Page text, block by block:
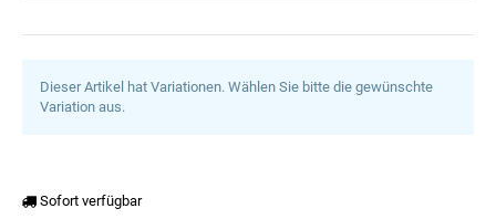
Dieser Artikel hat Variationen. Wählen Sie bitte die gewünschte
Variation aus.
Sofort verfügbar